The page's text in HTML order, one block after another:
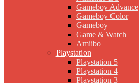
Gameboy Advance
Gameboy Color
Gameboy
Game & Watch
Amiibo
Playstation
Playstation 5
Playstation 4
Playstation 3